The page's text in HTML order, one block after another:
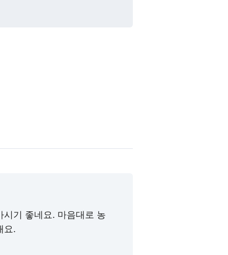
기 좋네요. 마음대로 농
요.